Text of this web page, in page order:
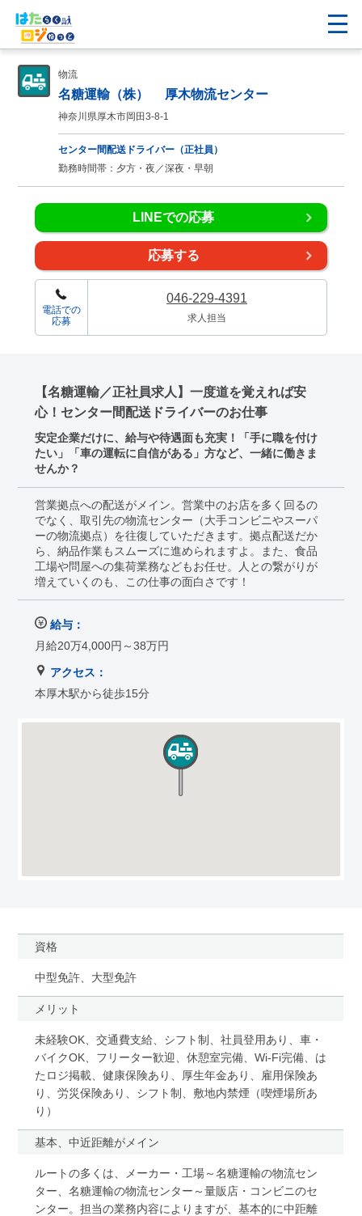
物流
名糖運輸（株） 厚木物流センター
神奈川県厚木市岡田3-8-1
センター間配送ドライバー（正社員）
勤務時間帯：夕方・夜／深夜・早朝
LINEでの応募
応募する
電話での
応募
046-229-4391
求人担当
【名糖運輸／正社員求人】一度道を覚えれば安
心！センター間配送ドライバーのお仕事
安定企業だけに、給与や待遇面も充実！「手に職を付け
たい」「車の運転に自信がある」方など、一緒に働きま
せんか？
営業拠点への配送がメイン。営業中のお店を多く回るの
でなく、取引先の物流センター（大手コンビニやスーパ
ーの物流拠点）を往復していただきます。拠点配送だか
ら、納品作業もスムーズに進められますよ。また、食品
工場や問屋への集荷業務などもお任せ。人との繋がりが
増えていくのも、この仕事の面白さです！
給与：
月給20万4,000円～38万円
アクセス：
本厚木駅から徒歩15分
資格
中型免許、大型免許
メリット
未経験OK、交通費支給、シフト制、社員登用あり、車・
バイクOK、フリーター歓迎、休憩室完備、Wi-Fi完備、は
たロジ掲載、健康保険あり、厚生年金あり、雇用保険あ
り、労災保険あり、シフト制、敷地内禁煙（喫煙場所あ
り）
基本、中近距離がメイン
ルートの多くは、メーカー・工場～名糖運輸の物流セン
ター、名糖運輸の物流センター～量販店・コンビニのセ
ンター。担当の業務内容によりますが、基本的に中距離